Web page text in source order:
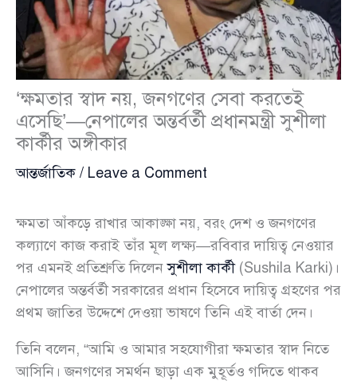
‘ক্ষমতার স্বাদ নয়, জনগণের সেবা করতেই
এসেছি’—নেপালের অন্তর্বর্তী প্রধানমন্ত্রী সুশীলা
কার্কীর অঙ্গীকার
আন্তর্জাতিক / Leave a Comment
ক্ষমতা আঁকড়ে রাখার আকাঙ্ক্ষা নয়, বরং দেশ ও জনগণের
কল্যাণে কাজ করাই তাঁর মূল লক্ষ্য—রবিবার দায়িত্ব নেওয়ার
পর এমনই প্রতিশ্রুতি দিলেনসুশীলা কার্কী(Sushila Karki)।
নেপালের অন্তর্বর্তী সরকারের প্রধান হিসেবে দায়িত্ব গ্রহণের পর
প্রথম জাতির উদ্দেশে দেওয়া ভাষণে তিনি এই বার্তা দেন।
তিনি বলেন, “আমি ও আমার সহযোগীরা ক্ষমতার স্বাদ নিতে
আসিনি। জনগণের সমর্থন ছাড়া এক মুহূর্তও গদিতে থাকব